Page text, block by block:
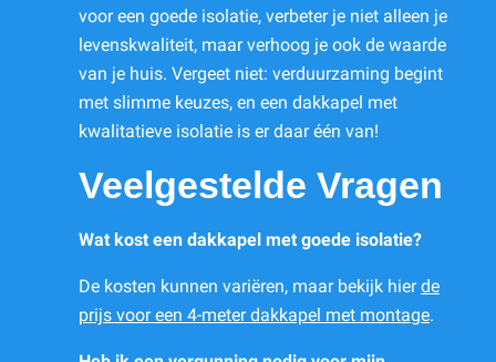
voor een goede isolatie, verbeter je niet alleen je
levenskwaliteit, maar verhoog je ook de waarde
van je huis. Vergeet niet: verduurzaming begint
met slimme keuzes, en een dakkapel met
kwalitatieve isolatie is er daar één van!
Veelgestelde Vragen
Wat kost een dakkapel met goede isolatie?
De kosten kunnen variëren, maar bekijk hierde
prijs voor een 4-meter dakkapel met montage.